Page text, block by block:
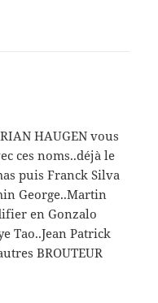
HAUGEN vous
ces noms..déjà le
puis Franck Silva
George..Martin
en Gonzalo
Tao..Jean Patrick
BROUTEUR